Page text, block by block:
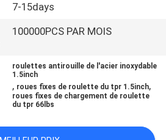
7-15days
100000PCS PAR MOIS
roulettes antirouille de l'acier inoxydable
1.5inch
, roues fixes de roulette du tpr 1.5inch,
roues fixes de chargement de roulette
du tpr 66lbs